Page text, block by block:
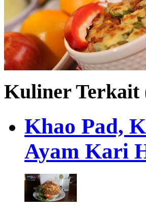
Kuliner Terkait
Khao Pad,
Ayam Kari